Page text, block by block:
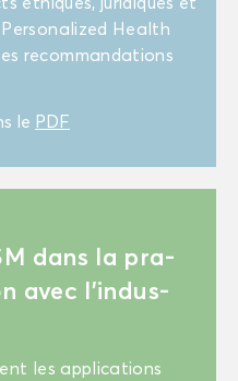
Per­so­na­li­zed Health
re­com­man­da­tions
le PDF
dans la pra­
avec l’in­dus­
les ap­pli­ca­tions